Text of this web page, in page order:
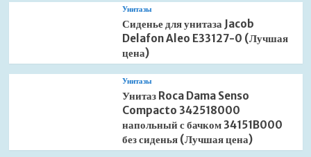
Унитазы
Сиденье для унитаза Jacob
Delafon Aleo E33127-0 (Лучшая
цена)
Унитазы
Унитаз Roca Dama Senso
Compacto 342518000
напольный с бачком 34151B000
без сиденья (Лучшая цена)